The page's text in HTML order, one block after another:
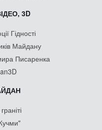
3D
Гідності
Майдану
Писаренка